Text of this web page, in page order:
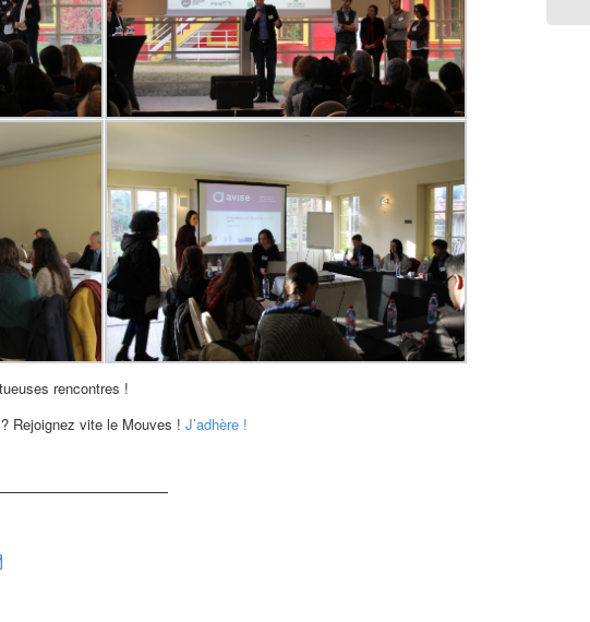
rencontres !
Rejoignez vite le Mouves ! J’adhère !